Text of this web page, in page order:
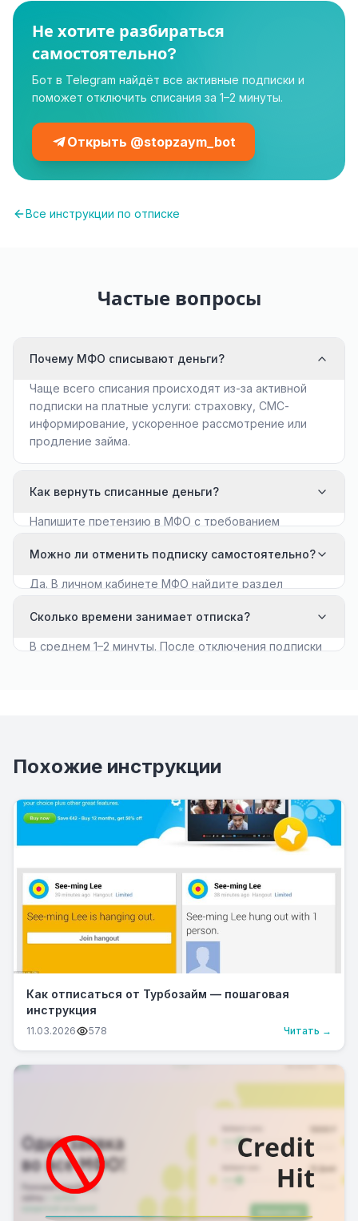
Не хотите разбираться
самостоятельно?
Бот в Telegram найдёт все активные подписки и
поможет отключить списания за 1–2 минуты.
Открыть @stopzaym_bot
Все инструкции по отписке
Частые вопросы
Почему МФО списывают деньги?
Чаще всего списания происходят из-за активной
подписки на платные услуги: страховку, СМС-
информирование, ускоренное рассмотрение или
продление займа.
Как вернуть списанные деньги?
Напишите претензию в МФО с требованием
дней — обращайтесь в Роспотребнадзор.
Можно ли отменить подписку самостоятельно?
Да. В личном кабинете МФО найдите раздел
Сколько времени занимает отписка?
В среднем 1–2 минуты. После отключения подписки
Похожие инструкции
Как отписаться от Турбозайм — пошаговая
инструкция
11.03.2026 578 Читать →